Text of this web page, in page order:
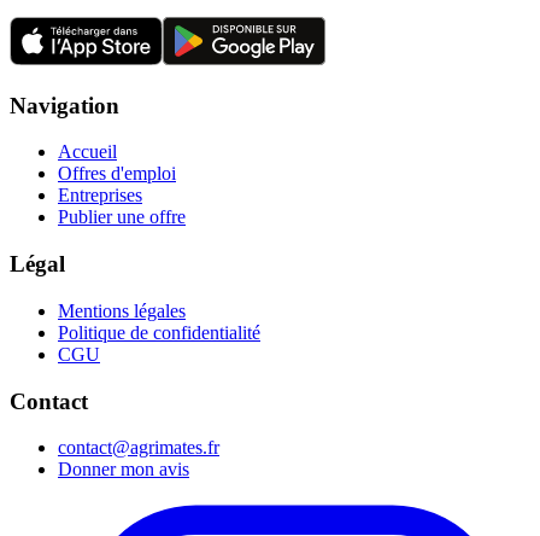
Navigation
Accueil
Offres d'emploi
Entreprises
Publier une offre
Légal
Mentions légales
Politique de confidentialité
CGU
Contact
contact@agrimates.fr
Donner mon avis